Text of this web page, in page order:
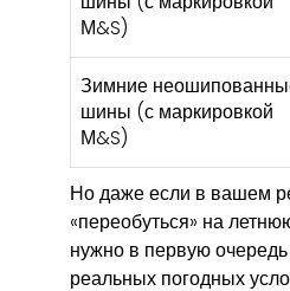
М&S)
Зимние
шины (с маркировкой
М&S)
Но даже если в вашем
«переобуться» на
нужно в первую очередь
реальных погодных